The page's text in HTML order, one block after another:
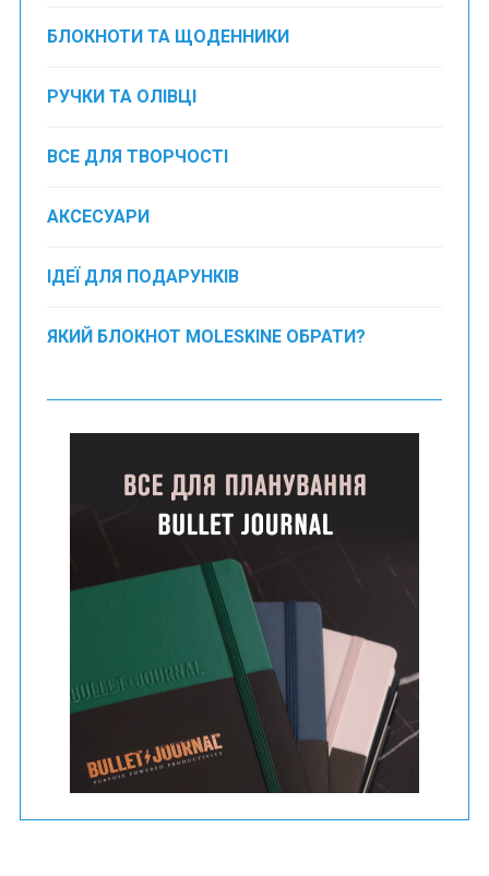
БЛОКНОТИ ТА ЩОДЕННИКИ
РУЧКИ ТА ОЛІВЦІ
ВСЕ ДЛЯ ТВОРЧОСТІ
АКСЕСУАРИ
ІДЕЇ ДЛЯ ПОДАРУНКІВ
ЯКИЙ БЛОКНОТ MOLESKINE ОБРАТИ?